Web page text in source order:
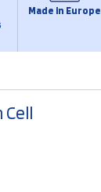
Made in Europe